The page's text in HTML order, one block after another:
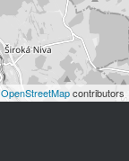
OpenStreetMapcontributors